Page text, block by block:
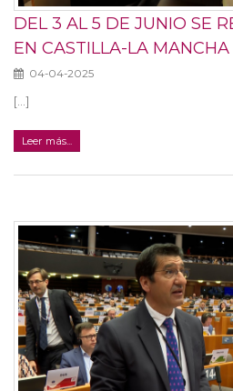
DEL 3 AL 5 DE JUNIO SE
EN CASTILLA-LA MANCHA
04-04-2025
[...]
Leer más...